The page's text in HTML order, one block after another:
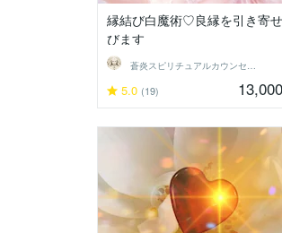
縁結び白魔術♡良縁を引き寄
びます
蒼炎スピリチュアルカウンセラー
5.0 (19) 13,000